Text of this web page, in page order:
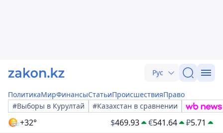
Рус
ПолитикаМирФинансыСтатьиПроисшествияПраво
#Выборы в Курултай
#Казахстан в сравнении
+32° $469.93 €541.64 ₽5.71